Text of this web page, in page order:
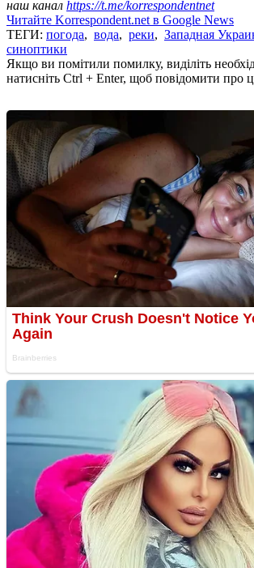
наш канал https://t.me/korrespondentnet
Читайте Korrespondent.net в Google News
ТЕГИ: погода, вода, реки, Западная
синоптики
Якщо ви помітили помилку, виділіть
натисніть Ctrl + Enter, щоб повідомити про